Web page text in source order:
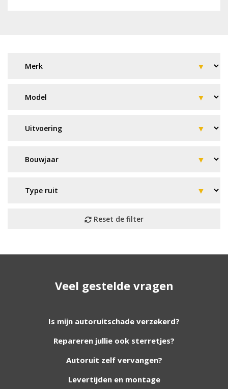
verder!
Wij zijn continu bezig met het toevoegen van
ruit er niet tussen? Grote kans dat wij deze wel
hebben. Vul het formulier in en wij nemen
Veel gestelde vragen
Is mijn autoruitschade verzekerd?
Repareren jullie ook sterretjes?
Autoruit zelf vervangen?
Levertijden en montage